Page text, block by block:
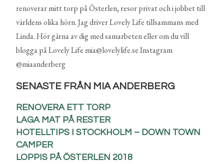
renoverar mitt torp på Österlen, resor privat och i jobbet till
världens olika hörn. Jag driver Lovely Life tillsammans med
Linda. Hör gärna av dig med samarbeten eller om du vill
blogga på Lovely Life mia@lovelylife.se Instagram
@miaanderberg
SENASTE FRÅN MIA ANDERBERG
RENOVERA ETT TORP
LAGA MAT PÅ RESTER
HOTELLTIPS I STOCKHOLM – DOWN TOWN
CAMPER
LOPPIS PÅ ÖSTERLEN 2018